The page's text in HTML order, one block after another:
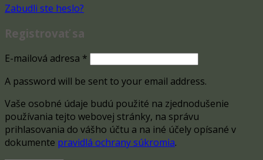
Zabudli ste heslo?
Registrovať sa
E-mailová adresa *
A password will be sent to your email address.
Vaše osobné údaje budú použité na zjednodušenie
používania tejto webovej stránky, na správu
prihlasovania do vášho účtu a na iné účely opísané v
dokumente pravidlá ochrany súkromia.